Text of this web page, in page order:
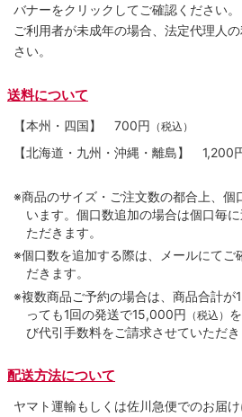
バナーをクリックしてご確認ください。
ご利用者が未成年の場合、法定代理人
さい。
送料について
【本州・四国】 700円 （税込）
【北海道・九州・沖縄・離島】 1,200
※商品のサイズ・ご注文数の都合上、個
います。個口数追加の場合は個口毎
ただきます。
※個口数を追加する際は、メールにてご
だきます。
※複数商品ご予約の場合は、商品合計が
っても1回の発送で15,000円 （税込）
び代引手数料をご請求させていただき
配送方法について
ヤマト運輸もしくは佐川急便でのお届け